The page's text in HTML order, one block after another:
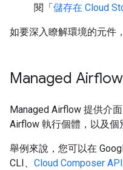
閱「 儲存在 Cloud
如要深入瞭解環境的元件
Managed
Managed Airflow 提供介
Airflow 執行個體，以及個
舉例來說，您可以在
CLI、 Cloud Composer API